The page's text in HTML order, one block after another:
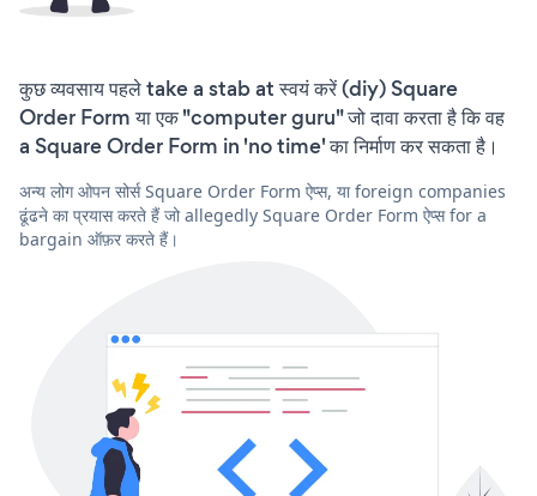
कुछ व्यवसाय पहले take a stab at स्वयं करें (diy) Square
Order Form या एक "computer guru" जो दावा करता है कि वह
a Square Order Form in 'no time' का निर्माण कर सकता है।
अन्य लोग ओपन सोर्स Square Order Form ऐप्स, या foreign companies
ढूंढने का प्रयास करते हैं जो allegedly Square Order Form ऐप्स for a
bargain ऑफ़र करते हैं।